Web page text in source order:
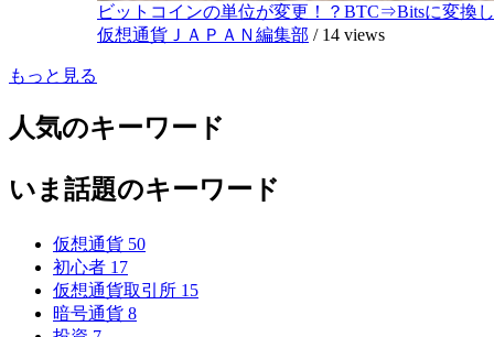
ビットコインの単位が変更！？BTC⇒Bitsに変換し
仮想通貨ＪＡＰＡＮ編集部 / 14 views
もっと見る
人気のキーワード
いま話題のキーワード
仮想通貨 50
初心者 17
仮想通貨取引所 15
暗号通貨 8